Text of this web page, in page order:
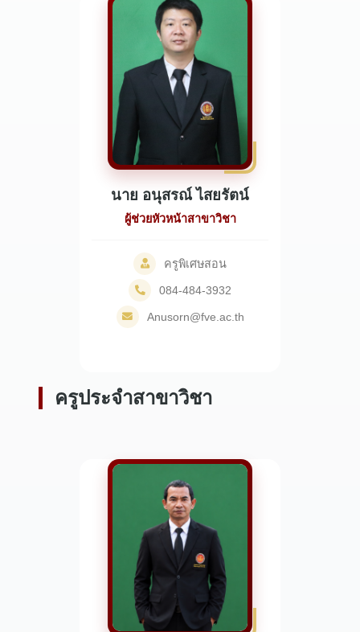
นาย อนุสรณ์ ไสยรัตน์
ผู้ช่วยหัวหน้าสาขาวิชา
ครูพิเศษสอน
084-484-3932
Anusorn@fve.ac.th
ครูประจำสาขาวิชา